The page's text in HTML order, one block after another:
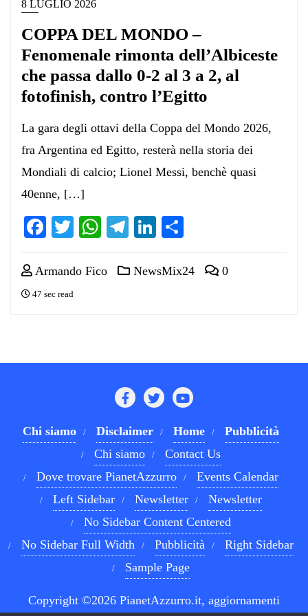
8 LUGLIO 2026
COPPA DEL MONDO –
Fenomenale rimonta dell’Albiceste
che passa dallo 0-2 al 3 a 2, al
fotofinish, contro l’Egitto
La gara degli ottavi della Coppa del Mondo 2026,
fra Argentina ed Egitto, resterà nella storia dei
Mondiali di calcio; Lionel Messi, benchè quasi
40enne, […]
Facebook
TwitterWhatsApp
Telegram
LinkedIn
Armando Fico NewsMix24 0
47 sec read
Chi siamo Disclaimer Home
Pubblicità
Chi siamo
Contact Us
Dove trovare PianetAzzurro
Events Calendar
Left Sidebar
Newsletter
Newsletter
No Sidebar Content Centered
No Sidebar Full Width
Pubblicità
Right Sidebar
Sample Page
Copyright ©2026 PianetAzzurro.it, aggiornamenti